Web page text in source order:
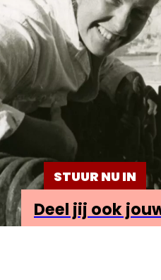
STUUR NU IN
Deel jij ook